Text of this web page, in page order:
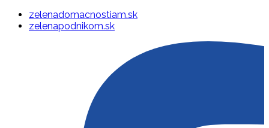
zelenadomacnostiam.sk
zelenapodnikom.sk